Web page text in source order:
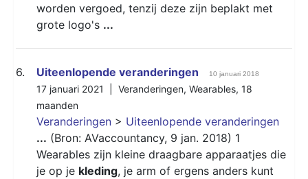
worden vergoed, tenzij deze zijn beplakt met
grote logo's ...
6. Uiteenlopende veranderingen 10 januari 2018
17 januari 2021 | Veranderingen, Wearables, 18
maanden
Veranderingen > Uiteenlopende veranderingen
... (Bron: AVaccountancy, 9 jan. 2018) 1
Wearables zijn kleine draagbare apparaatjes die
je op je kleding, je arm of ergens anders kunt